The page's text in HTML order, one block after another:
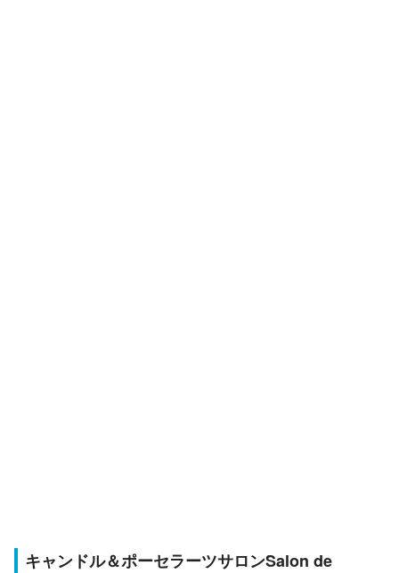
キャンドル＆ポーセラーツサロンSalon de